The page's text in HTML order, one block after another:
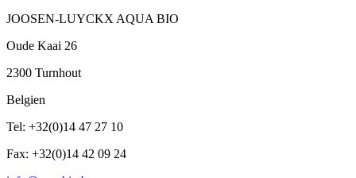
JOOSEN-LUYCKX AQUA BIO
Oude Kaai 26
2300 Turnhout
Belgien
Tel: +32(0)14 47 27 10
Fax: +32(0)14 42 09 24